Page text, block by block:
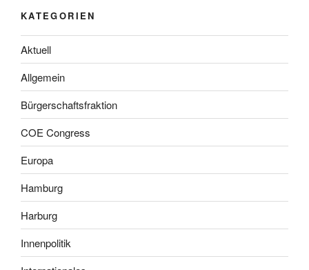
KATEGORIEN
Aktuell
Allgemein
Bürgerschaftsfraktion
COE Congress
Europa
Hamburg
Harburg
Innenpolitik